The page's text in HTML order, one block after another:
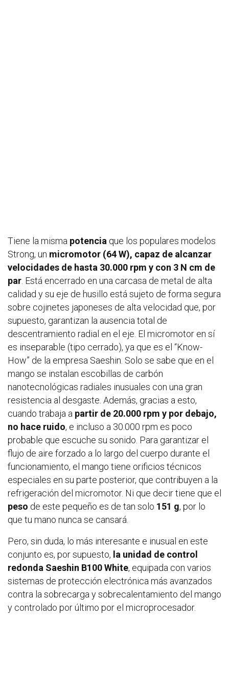
Tiene la misma potencia que los populares modelos
Strong, un micromotor (64 W), capaz de alcanzar
velocidades de hasta 30.000 rpm y con 3 N cm de
par. Está encerrado en una carcasa de metal de alta
calidad y su eje de husillo está sujeto de forma segura
sobre cojinetes japoneses de alta velocidad que, por
supuesto, garantizan la ausencia total de
descentramiento radial en el eje. El micromotor en sí
es inseparable (tipo cerrado), ya que es el “Know-
How” de la empresa Saeshin. Solo se sabe que en el
mango se instalan escobillas de carbón
nanotecnológicas radiales inusuales con una gran
resistencia al desgaste. Además, gracias a esto,
cuando trabaja a partir de 20.000 rpm y por debajo,
no hace ruido, e incluso a 30.000 rpm es poco
probable que escuche su sonido. Para garantizar el
flujo de aire forzado a lo largo del cuerpo durante el
funcionamiento, el mango tiene orificios técnicos
especiales en su parte posterior, que contribuyen a la
refrigeración del micromotor. Ni que decir tiene que el
peso de este pequeño es de tan solo 151 g, por lo
que tu mano nunca se cansará.
Pero, sin duda, lo más interesante e inusual en este
conjunto es, por supuesto, la unidad de control
redonda Saeshin B100 White, equipada con varios
sistemas de protección electrónica más avanzados
contra la sobrecarga y sobrecalentamiento del mango
y controlado por último por el microprocesador.